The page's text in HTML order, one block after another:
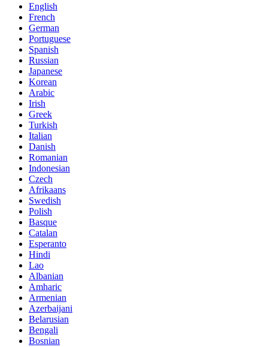
English
French
German
Portuguese
Spanish
Russian
Japanese
Korean
Arabic
Irish
Greek
Turkish
Italian
Danish
Romanian
Indonesian
Czech
Afrikaans
Swedish
Polish
Basque
Catalan
Esperanto
Hindi
Lao
Albanian
Amharic
Armenian
Azerbaijani
Belarusian
Bengali
Bosnian